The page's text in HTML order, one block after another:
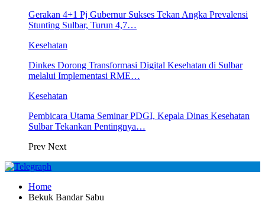
Gerakan 4+1 Pj Gubernur Sukses Tekan Angka Prevalensi
Stunting Sulbar, Turun 4,7…
Kesehatan
Dinkes Dorong Transformasi Digital Kesehatan di Sulbar
melalui Implementasi RME…
Kesehatan
Pembicara Utama Seminar PDGI, Kepala Dinas Kesehatan
Sulbar Tekankan Pentingnya…
Prev Next
Home
Bekuk Bandar Sabu